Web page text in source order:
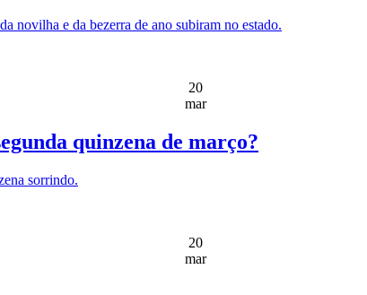
novilha e da bezerra de ano subiram no estado.
20
mar
quinzena de março?
sorrindo.
20
mar